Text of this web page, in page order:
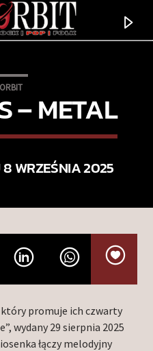
– METAL
8 WRZEŚNIA 2025
promuje ich czwarty
wydany 29 sierpnia 2025
łączy melodyjny